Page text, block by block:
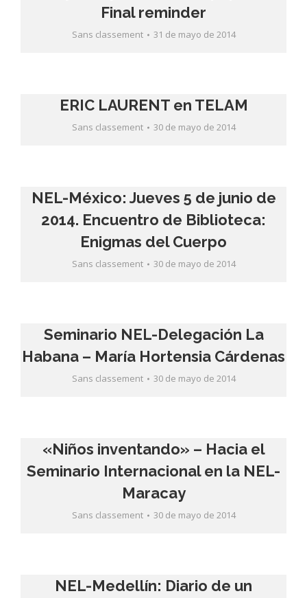
Final reminder
Sans classement 31 de mayo de 2014
ERIC LAURENT en TELAM
Sans classement 30 de mayo de 2014
NEL-México: Jueves 5 de junio de
2014. Encuentro de Biblioteca:
Enigmas del Cuerpo
Sans classement 30 de mayo de 2014
Seminario NEL-Delegación La
Habana – María Hortensia Cárdenas
Sans classement 30 de mayo de 2014
«Niños inventando» – Hacia el
Seminario Internacional en la NEL-
Maracay
Sans classement 30 de mayo de 2014
NEL-Medellín: Diario de un